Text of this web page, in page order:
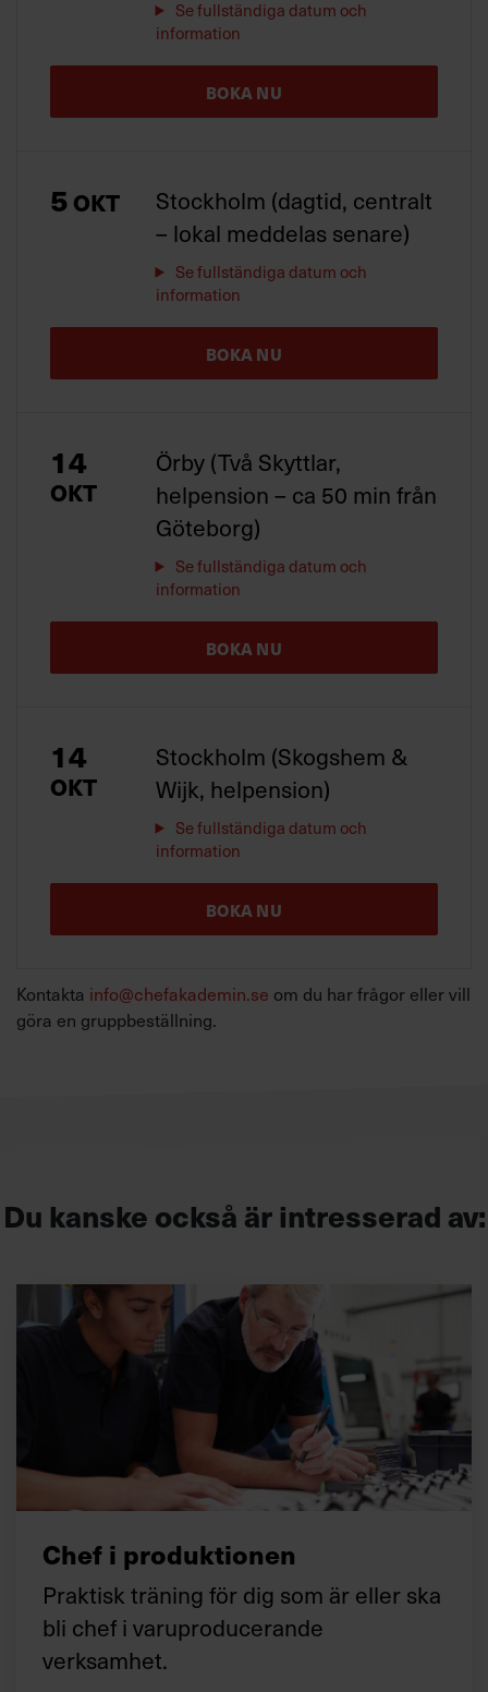
Se fullständiga datum och
information
BOKA NU
5 OKT
Stockholm (dagtid, centralt
– lokal meddelas senare)
Se fullständiga datum och
information
BOKA NU
14
OKT
Örby (Två Skyttlar,
helpension – ca 50 min från
Göteborg)
Se fullständiga datum och
information
BOKA NU
14
OKT
Stockholm (Skogshem &
Wijk, helpension)
Se fullständiga datum och
information
BOKA NU
Kontakta info@chefakademin.se om du har frågor eller vill
göra en gruppbeställning.
Du kanske också är intresserad av:
Chef i produktionen
Praktisk träning för dig som är eller ska
bli chef i varuproducerande
verksamhet.